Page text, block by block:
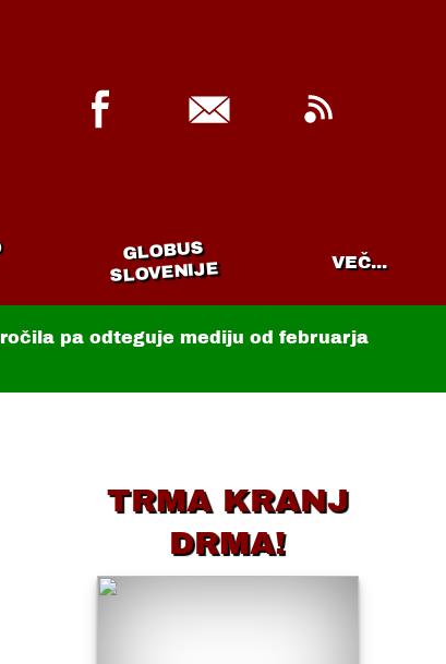
GLOBUS
SLOVENIJE VEČ...
pa odteguje mediju od februarja
TRMA KRANJ
DRMA!